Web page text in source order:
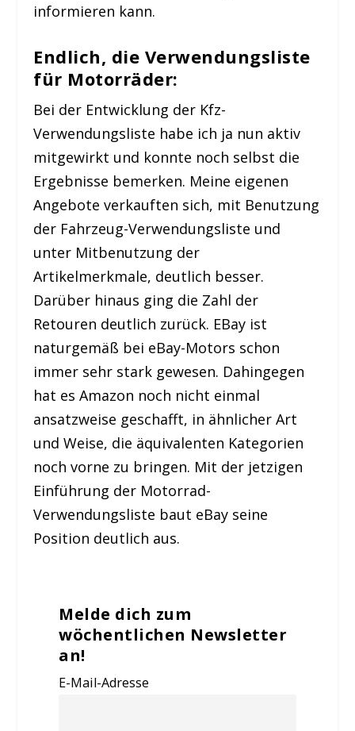
informieren kann.
Endlich, die Verwendungsliste
für Motorräder:
Bei der Entwicklung der Kfz-
Verwendungsliste habe ich ja nun aktiv
mitgewirkt und konnte noch selbst die
Ergebnisse bemerken. Meine eigenen
Angebote verkauften sich, mit Benutzung
der Fahrzeug-Verwendungsliste und
unter Mitbenutzung der
Artikelmerkmale, deutlich besser.
Darüber hinaus ging die Zahl der
Retouren deutlich zurück. EBay ist
naturgemäß bei eBay-Motors schon
immer sehr stark gewesen. Dahingegen
hat es Amazon noch nicht einmal
ansatzweise geschafft, in ähnlicher Art
und Weise, die äquivalenten Kategorien
noch vorne zu bringen. Mit der jetzigen
Einführung der Motorrad-
Verwendungsliste baut eBay seine
Position deutlich aus.
Melde dich zum
wöchentlichen Newsletter
an!
E-Mail-Adresse